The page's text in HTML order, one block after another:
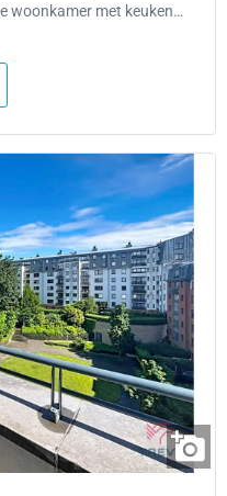
woonkamer met keuken…